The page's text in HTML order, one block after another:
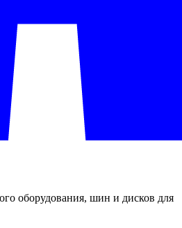
оборудования, шин и дисков для